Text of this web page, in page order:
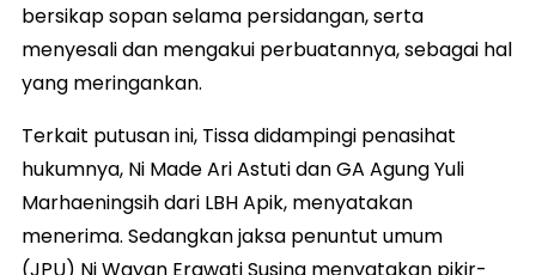
bersikap sopan selama persidangan, serta
menyesali dan mengakui perbuatannya, sebagai hal
yang meringankan.
Terkait putusan ini, Tissa didampingi penasihat
hukumnya, Ni Made Ari Astuti dan GA Agung Yuli
Marhaeningsih dari LBH Apik, menyatakan
menerima. Sedangkan jaksa penuntut umum
(JPU) Ni Wayan Erawati Susina menyatakan pikir-